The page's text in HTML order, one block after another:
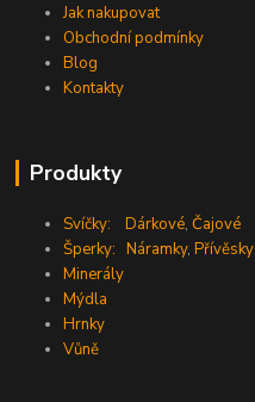
Jak nakupovat
Obchodní podmínky
Blog
Kontakty
Produkty
Svíčky: Dárkové,Čajové
Šperky: Náramky,Přívěsky
Minerály
Mýdla
Hrnky
Vůně